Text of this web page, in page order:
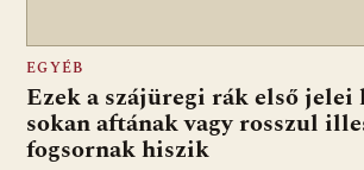
EGYÉB
Ezek a szájüregi rák első jelei
sokan aftának vagy rosszul
fogsornak hiszik